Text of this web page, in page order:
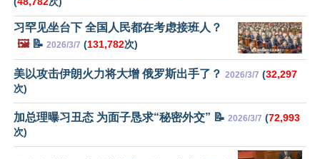
习罕见坐台下 全国人民都在考虑接班人？
🖼️📝 2026/3/7 (131,782次)
美以攻击伊朗火力将大增 俄罗斯出手了？ 2026/3/7 (32,297
次)
加总理曝习丑态 为面子恳求“秘密外交” 📝 2026/3/7 (72,993
次)